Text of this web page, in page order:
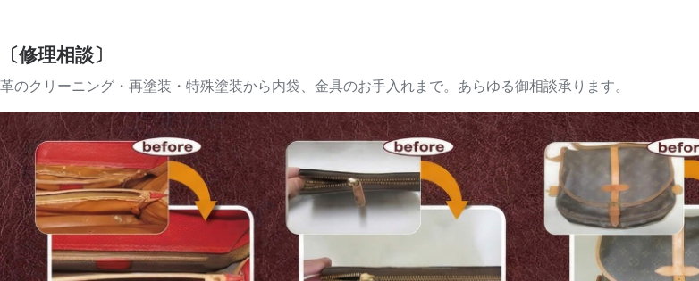
〔修理相談〕
革のクリーニング・再塗装・特殊塗装から内袋、金具のお手入れまで。あらゆる御相談承ります。